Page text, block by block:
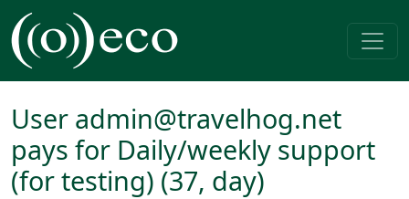
Pular para o conteúdo
Navegação principal
User admin@travelhog.net
pays for Daily/weekly support
(for testing) (37, day)